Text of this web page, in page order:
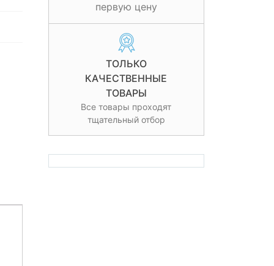
первую цену
ТОЛЬКО
КАЧЕСТВЕННЫЕ
ТОВАРЫ
Все товары проходят
тщательный отбор